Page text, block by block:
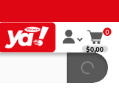
0
$0,00